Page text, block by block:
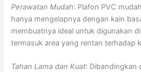
Perawatan Mudah: Plafon PVC
hanya mengelapnya dengan kain
membuatnya ideal untuk digunakan
termasuk area yang rentan terhadap
Tahan Lama dan Kuat: Dibandingkan